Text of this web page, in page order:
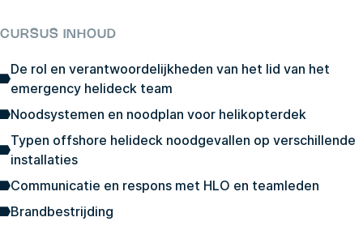
CURSUS INHOUD
De rol en verantwoordelijkheden van het lid van het
emergency helideck team
Noodsystemen en noodplan voor helikopterdek
Typen offshore helideck noodgevallen op verschillende
installaties
Communicatie en respons met HLO en teamleden
Brandbestrijding